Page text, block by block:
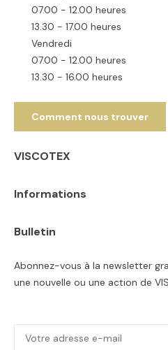
07.00 - 12.00 heures
13.30 - 17.00 heures
Vendredi
07.00 - 12.00 heures
13.30 - 16.00 heures
Comment nous trouver
VISCOTEX
Informations
Bulletin
Abonnez-vous à la newsletter
une nouvelle ou une action de